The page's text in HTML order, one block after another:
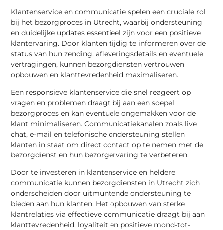
Klantenservice en communicatie spelen een cruciale rol
bij het bezorgproces in Utrecht, waarbij ondersteuning
en duidelijke updates essentieel zijn voor een positieve
klantervaring. Door klanten tijdig te informeren over de
status van hun zending, afleveringsdetails en eventuele
vertragingen, kunnen bezorgdiensten vertrouwen
opbouwen en klanttevredenheid maximaliseren.
Een responsieve klantenservice die snel reageert op
vragen en problemen draagt bij aan een soepel
bezorgproces en kan eventuele ongemakken voor de
klant minimaliseren. Communicatiekanalen zoals live
chat, e-mail en telefonische ondersteuning stellen
klanten in staat om direct contact op te nemen met de
bezorgdienst en hun bezorgervaring te verbeteren.
Door te investeren in klantenservice en heldere
communicatie kunnen bezorgdiensten in Utrecht zich
onderscheiden door uitmuntende ondersteuning te
bieden aan hun klanten. Het opbouwen van sterke
klantrelaties via effectieve communicatie draagt bij aan
klanttevredenheid, loyaliteit en positieve mond-tot-